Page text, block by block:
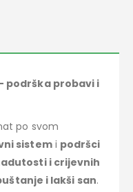
podrška probavi i
po svom
sistemi podršci
i crijevnih
i lakši san.